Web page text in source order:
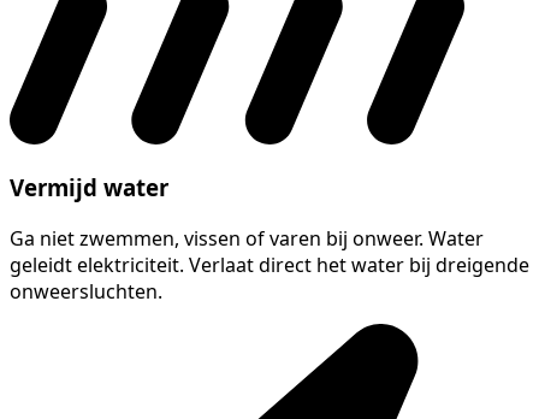
Vermijd water
Ga niet zwemmen, vissen of varen bij onweer. Water
geleidt elektriciteit. Verlaat direct het water bij dreigende
onweersluchten.